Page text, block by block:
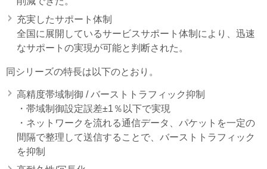
充実したサポート体制
全国に展開しているサービスサポート体制により、迅速
なサポートの実現が可能と判断された。
同シリーズの特長は以下のとおり。
高精度帯域制御 / バーストトラフィック抑制
・帯域制御設定誤差±1％以下で実現
・ネットワークを流れる通信データ、パケットを一定の
間隔で整理して送信することで、バーストトラフィック
を抑制